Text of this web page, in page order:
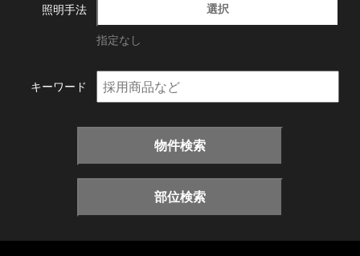
照明手法 選択
指定なし
キーワード
物件検索
部位検索